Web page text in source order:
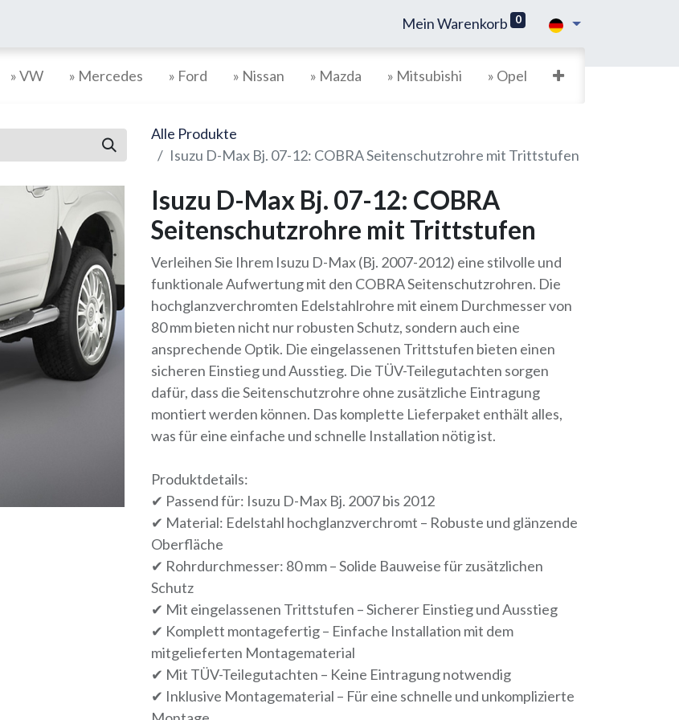
Mein Warenkorb 0
» VW » Mercedes » Ford » Nissan » Mazda » Mitsubishi » Opel
Alle Produkte
Isuzu D-Max Bj. 07-12: COBRA Seitenschutzrohre mit Trittstufen
Isuzu D-Max Bj. 07-12: COBRA
Seitenschutzrohre mit Trittstufen
Verleihen Sie Ihrem Isuzu D-Max (Bj. 2007-2012) eine stilvolle und
funktionale Aufwertung mit den COBRA Seitenschutzrohren. Die
hochglanzverchromten Edelstahlrohre mit einem Durchmesser von
80 mm bieten nicht nur robusten Schutz, sondern auch eine
ansprechende Optik. Die eingelassenen Trittstufen bieten einen
sicheren Einstieg und Ausstieg. Die TÜV-Teilegutachten sorgen
dafür, dass die Seitenschutzrohre ohne zusätzliche Eintragung
montiert werden können. Das komplette Lieferpaket enthält alles,
was für eine einfache und schnelle Installation nötig ist.
Produktdetails:
✔ Passend für: Isuzu D-Max Bj. 2007 bis 2012
✔ Material: Edelstahl hochglanzverchromt – Robuste und glänzende
Oberfläche
✔ Rohrdurchmesser: 80 mm – Solide Bauweise für zusätzlichen
Schutz
✔ Mit eingelassenen Trittstufen – Sicherer Einstieg und Ausstieg
✔ Komplett montagefertig – Einfache Installation mit dem
mitgelieferten Montagematerial
✔ Mit TÜV-Teilegutachten – Keine Eintragung notwendig
✔ Inklusive Montagematerial – Für eine schnelle und unkomplizierte